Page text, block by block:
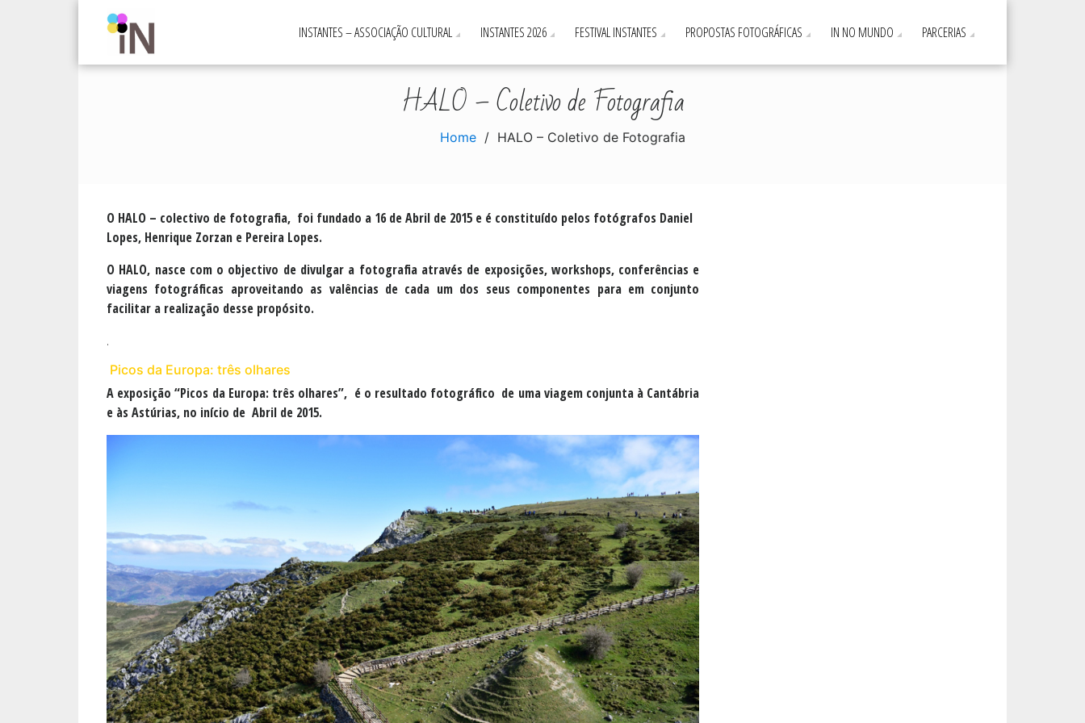
INSTANTES – ASSOCIAÇÃO CULTURAL INSTANTES 2026 FESTIVAL INSTANTES PROPOSTAS FOTOGRÁFICAS IN NO MUNDO PARCERIAS
HALO – Coletivo de Fotografia
Home HALO – Coletivo de Fotografia
O HALO – colectivo de fotografia, foi fundado a 16 de Abril de 2015 e é constituído pelos fotógrafos Daniel
Lopes, Henrique Zorzan e Pereira Lopes.
O HALO, nasce com o objectivo de divulgar a fotografia através de exposições, workshops, conferências e
viagens fotográficas aproveitando as valências de cada um dos seus componentes para em conjunto
facilitar a realização desse propósito.
.
Picos da Europa: três olhares
A exposição “Picos da Europa: três olhares”, é o resultado fotográfico de uma viagem conjunta à Cantábria
e às Astúrias, no início de Abril de 2015.